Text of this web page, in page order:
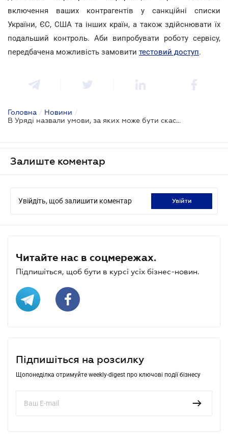
включення ваших контрагентів у санкційні списки
України, ЄС, США та інших країн, а також здійснювати їх
подальший контроль. Аби випробувати роботу сервісу,
передбачена можливість замовити тестовий доступ.
Головна / Новини /
В Уряді назвали умови, за яких може бути скасований безвіз
Залиште коментар
Увійдіть, щоб залишити коментар увійти
Читайте нас в соцмережах.
Підпишіться, щоб бути в курсі усіх бізнес-новин.
Підпишіться на розсилку
Щопонеділка отримуйте weekly-digest про ключові події бізнесу